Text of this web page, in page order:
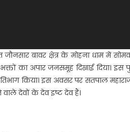
जौनसार बावर क्षेत्र के मोहना धाम में
का अपार जनसमूह दिखाई दिया। इस
किया। इस अवसर पर सतपाल
देवों के देव इष्ट देव हैं।